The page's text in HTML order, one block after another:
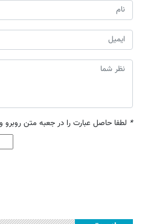
* لطفا حاصل عبارت را در جعبه متن روبرو